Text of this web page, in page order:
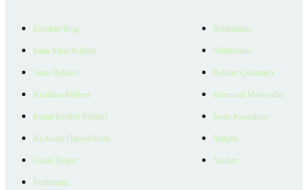
Emlakjet Blog
Satın Alma Rehberi
Satıcı Rehberi
Kiralama Rehberi
Konut Kredisi Rehberi
Ne Kadar Ödeyebilirim
Emlak Değeri
Verilerimiz
Hakkımızda
Ödüllerimiz
Reklam Çözümleri
Kurumsal Materyaller
İnsan Kaynakları
İletişim
Yardım